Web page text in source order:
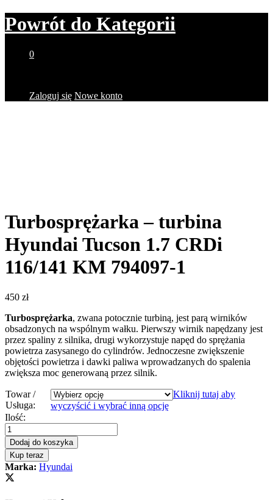
Powrót do Kategorii
0
Zaloguj się Nowe konto
Turbosprężarka – turbina
Hyundai Tucson 1.7 CRDi
116/141 KM 794097-1
450 zł
Turbosprężarka, zwana potocznie turbiną, jest parą wirników
obsadzonych na wspólnym wałku. Pierwszy wirnik napędzany jest
przez spaliny z silnika, drugi wykorzystuje napęd do sprężania
powietrza zasysanego do cylindrów. Jednoczesne zwiększenie
objętości powietrza i dawki paliwa wprowadzanych do spalenia
zwiększa moc generowaną przez silnik.
Towar /
Usługa:
Kliknij tutaj aby
wyczyścić i wybrać inną opcję
Turbosprężarka
turbina
Hyundai
Tucson
1.7
CRDi
Ilość:
Dodaj do koszyka
Kup teraz
Marka: Hyundai